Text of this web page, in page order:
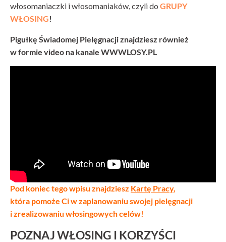
włosomaniaczki i włosomaniaków, czyli do GRUPY
WŁOSING!
Pigułkę Świadomej Pielęgnacji znajdziesz również
w formie video na kanale WWWLOSY.PL
Pod koniec tego wpisu znajdziesz Kartę Pracy,
która pomoże Ci w zaplanowaniu swojej pielęgnacji
i zrealizowaniu włosingowych celów!
POZNAJ WŁOSING I KORZYŚCI